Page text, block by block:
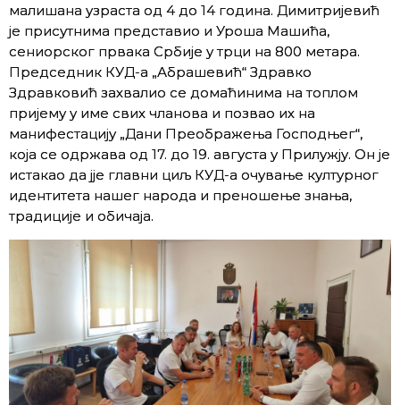
малишана узраста од 4 до 14 година. Димитријевић
је присутнима представио и Уроша Машића,
сениорског првака Србије у трци на 800 метара.
Председник КУД-а „Абрашевић“ Здравко
Здравковић захвалио се домаћинима на топлом
пријему у име свих чланова и позвао их на
манифестацију „Дани Преображења Господњег“,
која се одржава од 17. до 19. августа у Прилужју. Он је
истакао да јје главни циљ КУД-а очување културног
идентитета нашег народа и преношење знања,
традиције и обичаја.